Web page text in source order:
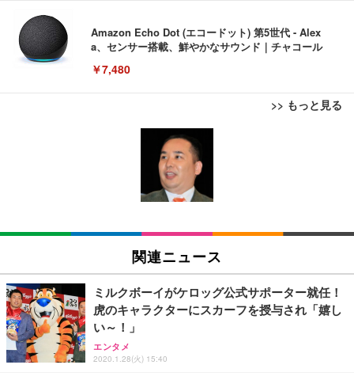
Amazon Echo Dot (エコードット) 第5世代 - Alex
a、センサー搭載、鮮やかなサウンド｜チャコール
￥7,480
>> もっと見る
[EdoErgo] オフィスチェア 椅子 テレワーク 疲れな
い 跳ね上げ式アームレスト コンパクト 約105度ロッ
キング pc 事務椅子 360度回転 座面昇降 強化ナイロ
ン樹脂ベース 通気性メッシュ 在宅ワーク H-WY01
(黒網+黒枠+黒足)
SIHOO B100 オフィスチェア／デスクチェア メッシ
ュチェア 人間工学 疲れない ブラック
￥27,999
Sezlife オフィスチェア デスクチェア 疲れない テレ
ワーク チェア 強化バックレスト 30度ロッキング機
能 人間工学 椅子 腰サポート 90度跳ね上げ式アーム
レスト 3Dヘッドレスト ハンガー付き 高反発クッシ
EIZO ビジネス向けプレミアムモニター | FlexScan
EV3240X-WT | 31.5型4K UHD・USB Type-C・ホワ
EIZO ビジネス向けプレミアムモニター | FlexScan
￥109,572
【純正品】27"ゲーミングモニター DualSense 充電
フック付き（CFI-ZDM1J）
￥49,979
Amazonベーシック ペットシーツ 薄型 レギュラー 1
回使い捨て 無香料 ホワイト 300枚
Amazonベーシック ペットシーツ 厚型 ワイド 42枚
x2袋(84枚) ホワイト(吸収面:ライトブルー)
￥3,234
ネオ・ルーライフ ネオ・オムツ L 中型犬用 26枚入
り 単品
￥1,800
関連ニュース
ミルクボーイがケロッグ公式サポーター就任！
虎のキャラクターにスカーフを授与され「嬉し
い～！」
エンタメ
2020.1.28(火) 15:40